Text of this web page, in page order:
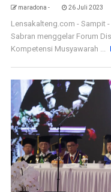
maradona - 26 Juli 2023
Lensakalteng.com - Sampit
Sabran menggelar Forum
Kompetensi Musyawarah ...